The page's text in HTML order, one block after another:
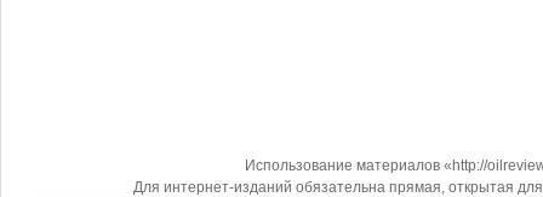
Использование материалов «http://
Для интернет-изданий обязательна прямая, открытая